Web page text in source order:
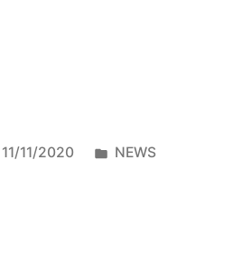
11/11/2020
NEWS